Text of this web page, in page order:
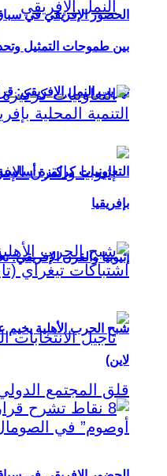
تهريب النمل الإفريقي:
إثيوبيا والقرن
الحضور الإفريقي في
بين طموحات التمثيل
التعاونيات كركيزة
بإفريقيا
شبح الحرب الأهلية يخيم
لاين)